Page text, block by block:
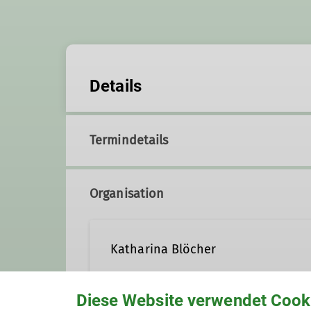
Details
Termindetails
Organisation
Katharina Blöcher
Diese Website verwendet